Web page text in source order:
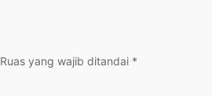
Ruas yang wajib ditandai *